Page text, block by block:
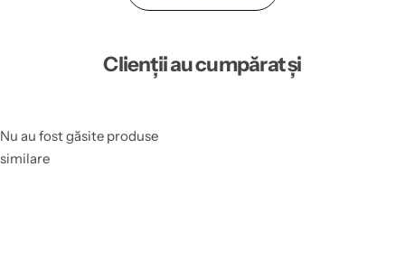
Clienții au cumpărat și
Nu au fost găsite produse
similare